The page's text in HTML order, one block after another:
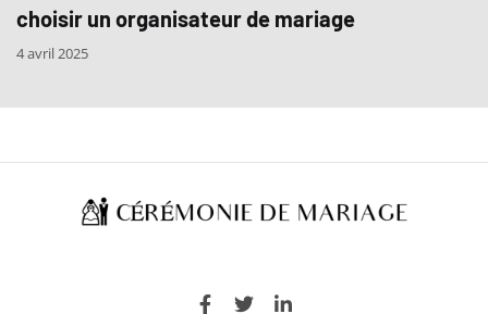
choisir un organisateur de mariage
4 avril 2025